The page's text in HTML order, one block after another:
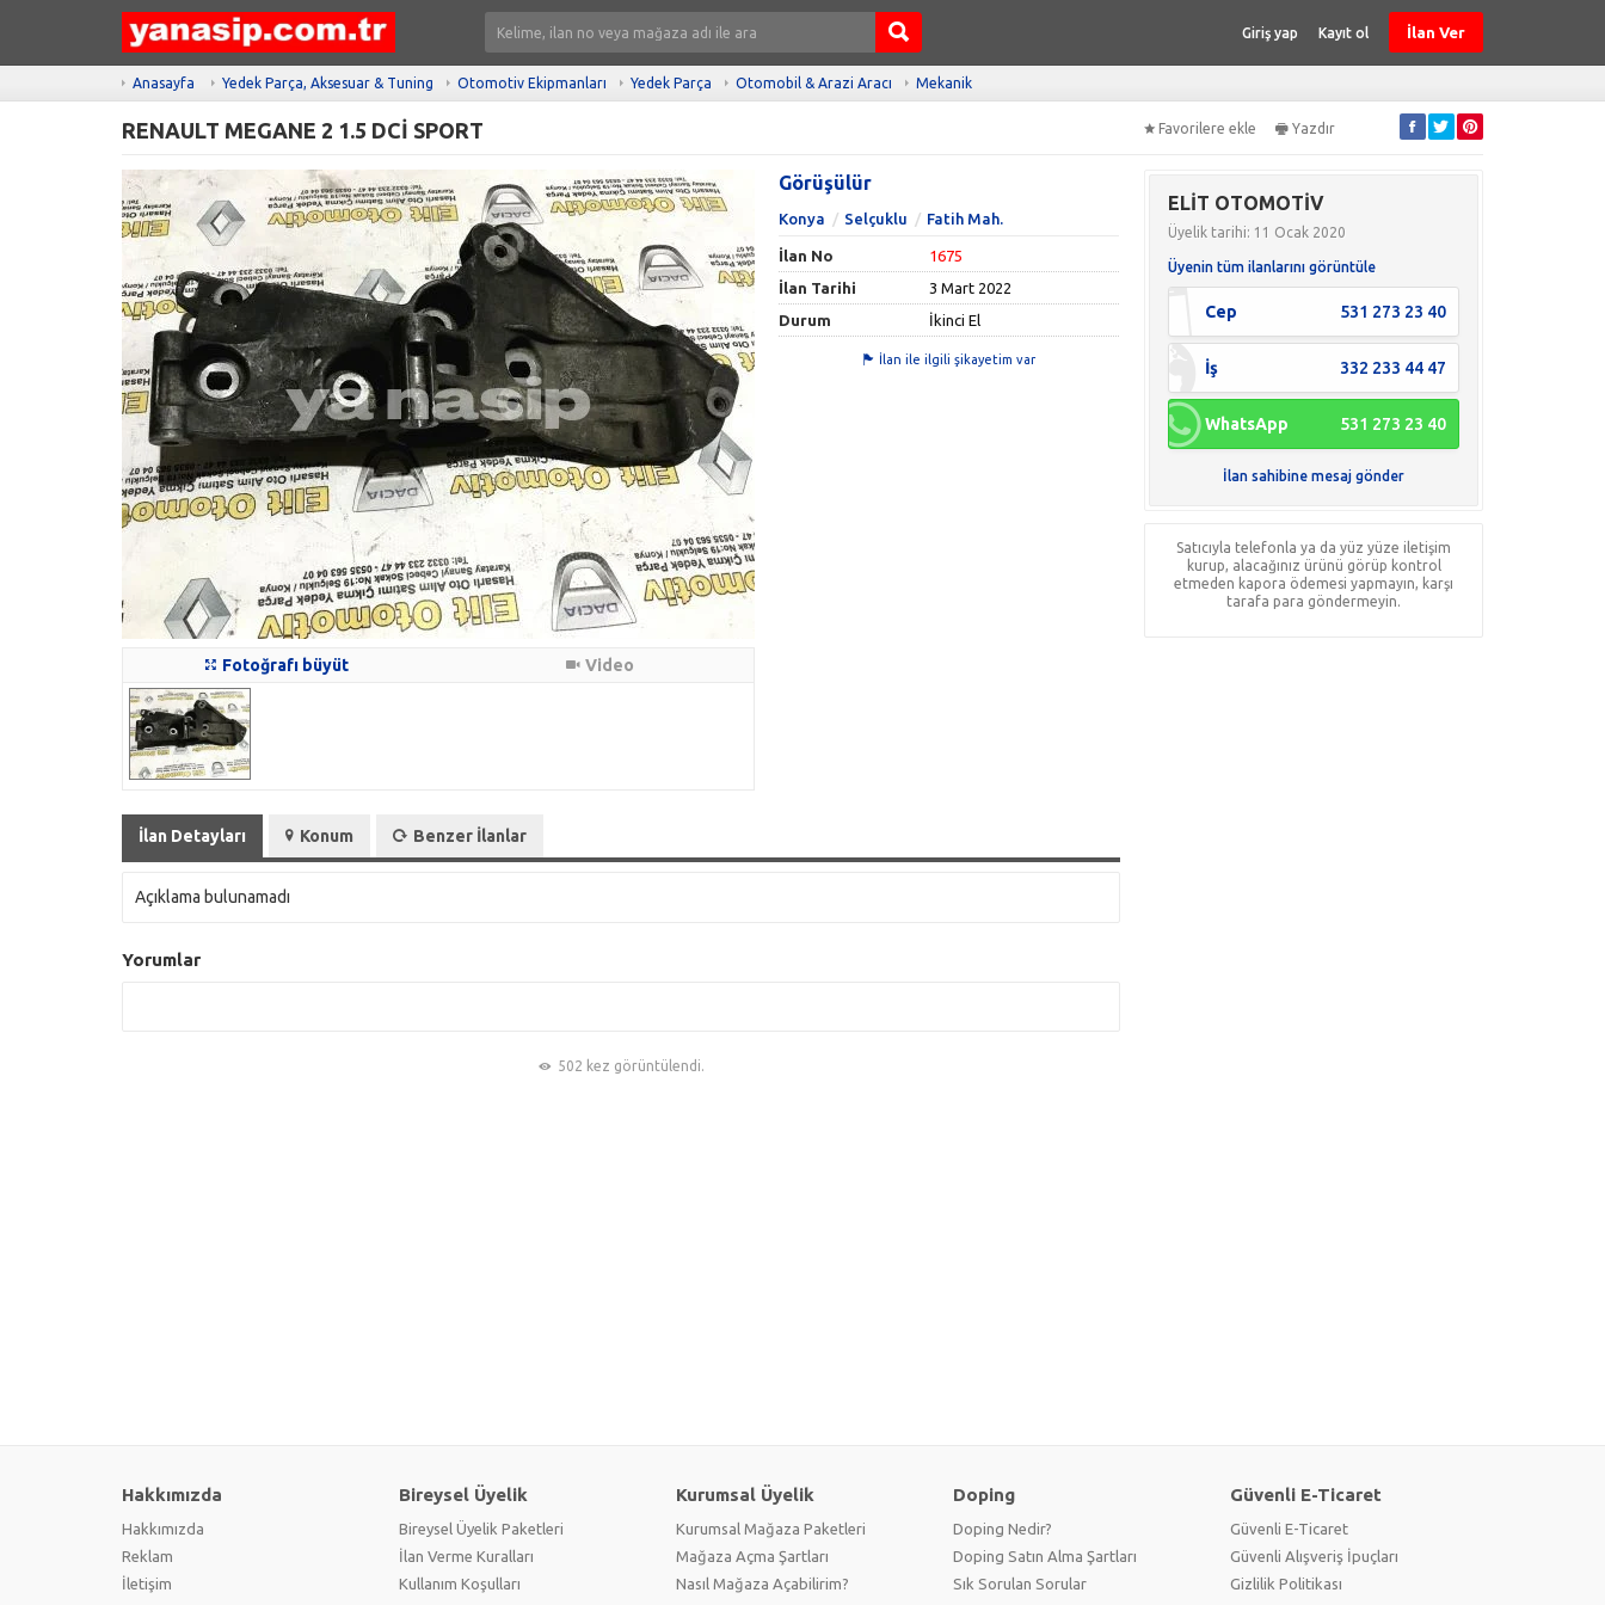
Giriş yap Kayıt ol İlan Ver
Anasayfa Yedek Parça, Aksesuar & Tuning Otomotiv Ekipmanları Yedek Parça Otomobil & Arazi Aracı Mekanik
RENAULT MEGANE 2 1.5 DCİ SPORT Favorilere ekle Yazdır
Fotoğrafı büyüt Video
Görüşülür
Konya Selçuklu Fatih Mah.
İlan No
1675
İlan Tarihi
3 Mart 2022
Durum
İkinci El
İlan ile ilgili şikayetim var
İlan Detayları Konum Benzer İlanlar
Açıklama bulunamadı
Yorumlar
502 kez görüntülendi.
ELİT OTOMOTİV
Üyelik tarihi: 11 Ocak 2020
Üyenin tüm ilanlarını görüntüle
Cep 531 273 23 40
İş 332 233 44 47
WhatsApp 531 273 23 40
İlan sahibine mesaj gönder
Satıcıyla telefonla ya da yüz yüze iletişim
kurup, alacağınız ürünü görüp kontrol
etmeden kapora ödemesi yapmayın, karşı
tarafa para göndermeyin.
Hakkımızda
Hakkımızda
Reklam
İletişim
Bireysel Üyelik
Bireysel Üyelik Paketleri
İlan Verme Kuralları
Kullanım Koşulları
Kurumsal Üyelik
Kurumsal Mağaza Paketleri
Mağaza Açma Şartları
Nasıl Mağaza Açabilirim?
Doping
Doping Nedir?
Doping Satın Alma Şartları
Sık Sorulan Sorular
Güvenli E-Ticaret
Güvenli E-Ticaret
Güvenli Alışveriş İpuçları
Gizlilik Politikası